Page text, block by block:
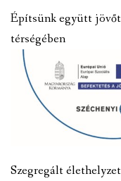
Építsünk együtt
térségében
Szegregált